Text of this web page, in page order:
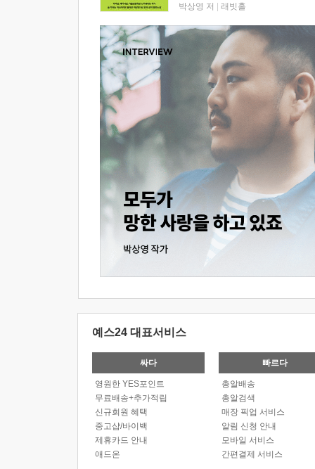
박상영 저 래빗홀
예스24 대표서비스
싸다
영원한 YES포인트
무료배송+추가적립
신규회원 혜택
중고샵/바이백
제휴카드 안내
애드온
빠르다
총알배송
총알검색
매장 픽업 서비스
알림 신청 안내
모바일 서비스
간편결제 서비스